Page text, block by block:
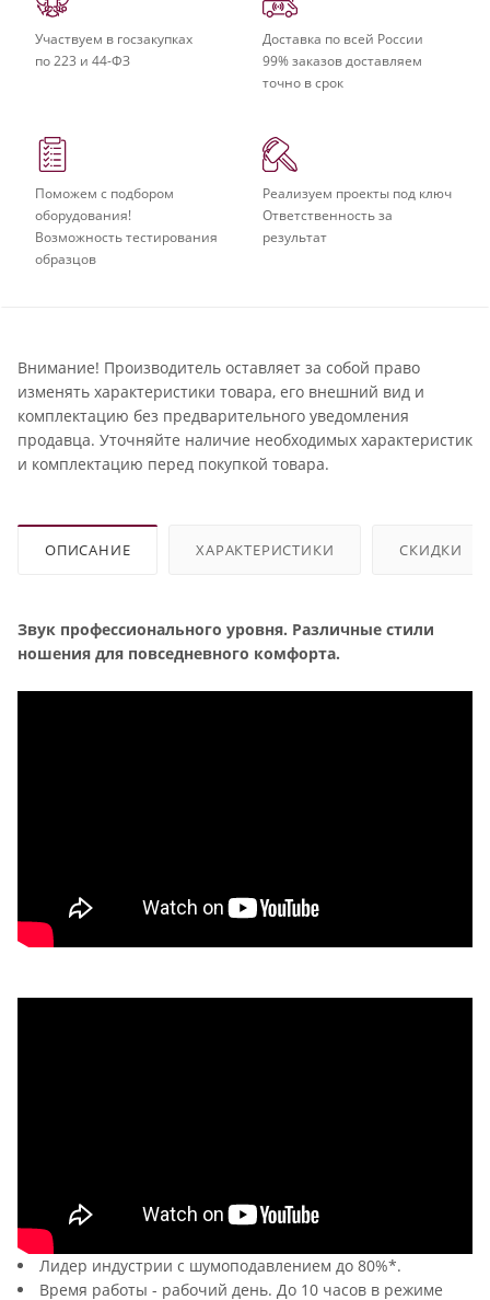
Участвуем в госзакупках
по 223 и 44-ФЗ
Доставка по всей России
99% заказов доставляем
точно в срок
Поможем с подбором
оборудования!
Возможность тестирования
образцов
Реализуем проекты под ключ
Ответственность за
результат
Внимание! Производитель оставляет за собой право
изменять характеристики товара, его внешний вид и
комплектацию без предварительного уведомления
продавца. Уточняйте наличие необходимых характеристик
и комплектацию перед покупкой товара.
ОПИСАНИЕ ХАРАКТЕРИСТИКИ СКИДКИ
Звук профессионального уровня. Различные стили
ношения для повседневного комфорта.
Лидер индустрии с шумоподавлением до 80%*.
Время работы - рабочий день. До 10 часов в режиме